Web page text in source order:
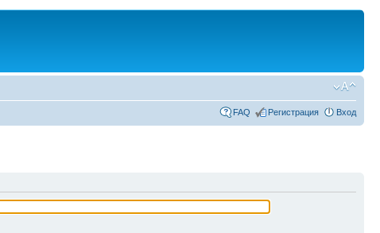
FAQ Регистрация Вход